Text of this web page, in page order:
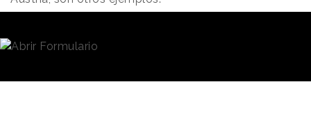
prohibición de publicidad de empresas de